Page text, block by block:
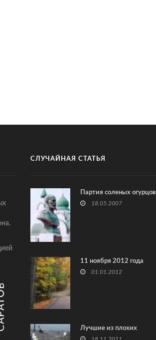
СЛУЧАЙНАЯ СТАТЬЯ
Партия соленых огурцов
18.05.2007
11 ноября 2012 года
01.01.2012
Лучшие из плохих